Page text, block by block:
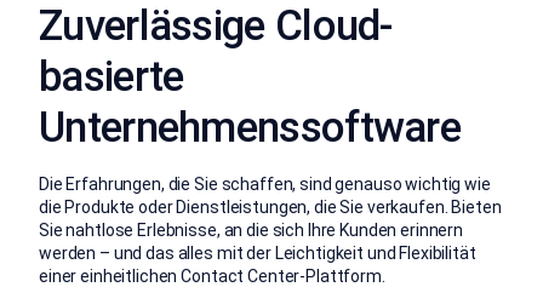
Zuverlässige Cloud-
basierte
Unternehmenssoftware
Die Erfahrungen, die Sie schaffen, sind genauso wichtig wie
die Produkte oder Dienstleistungen, die Sie verkaufen. Bieten
Sie nahtlose Erlebnisse, an die sich Ihre Kunden erinnern
werden – und das alles mit der Leichtigkeit und Flexibilität
einer einheitlichen Contact Center-Plattform.